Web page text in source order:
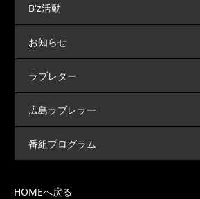
B'z活動
お知らせ
ラブレター
広島ラブレラー
番組プログラム
HOMEへ戻る